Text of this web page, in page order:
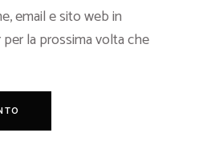
email e sito web in
la prossima volta che